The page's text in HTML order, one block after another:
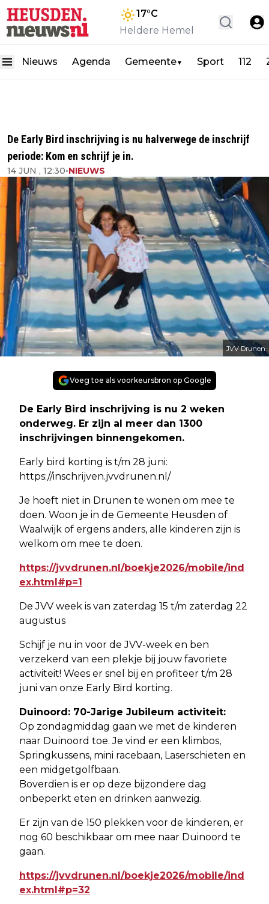
17°C
Heldere Hemel
Nieuws Agenda Gemeente▼ Sport 112
De Early Bird inschrijving is nu halverwege de inschrijf
periode: Kom en schrijf je in.
14 JUN , 12:30•NIEUWS
JVV Drunen
Voeg toe als voorkeursbron op Google
De Early Bird inschrijving is nu 2 weken
onderweg. Er zijn al meer dan 1300
inschrijvingen binnengekomen.
Early bird korting is t/m 28 juni:
https://inschrijven.jvvdrunen.nl/
Je hoeft niet in Drunen te wonen om mee te
doen. Woon je in de Gemeente Heusden of
Waalwijk of ergens anders, alle kinderen zijn is
welkom om mee te doen.
https://jvvdrunen.nl/boekje2026/mobile/ind
ex.html#p=1
De JVV week is van zaterdag 15 t/m zaterdag 22
augustus
Schijf je nu in voor de JVV-week en ben
verzekerd van een plekje bij jouw favoriete
activiteit! Wees er snel bij en profiteer t/m 28
juni van onze Early Bird korting.
Duinoord: 70-Jarige Jubileum activiteit:
Op zondagmiddag gaan we met de kinderen
naar Duinoord toe. Je vind er een klimbos,
Springkussens, mini racebaan, Laserschieten en
een midgetgolfbaan.
Boverdien is er op deze bijzondere dag
onbeperkt eten en drinken aanwezig.
Er zijn van de 150 plekken voor de kinderen, er
nog 60 beschikbaar om mee naar Duinoord te
gaan.
https://jvvdrunen.nl/boekje2026/mobile/ind
ex.html#p=32